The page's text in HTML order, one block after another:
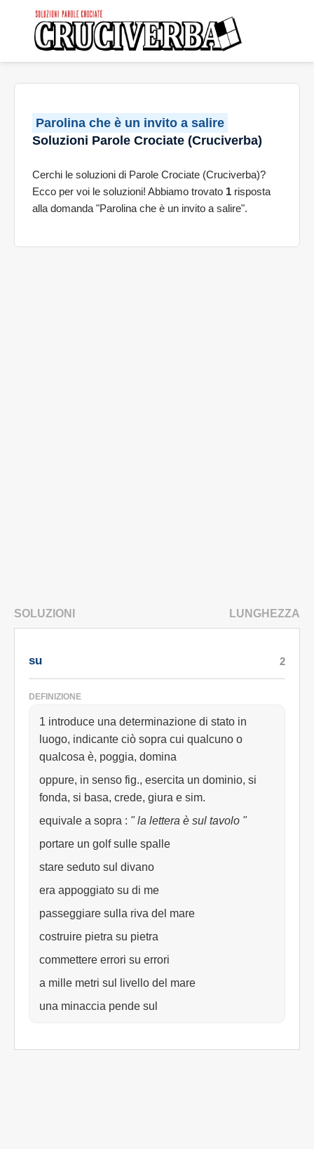
Parolina che è un invito a salire
Soluzioni Parole Crociate (Cruciverba)
Cerchi le soluzioni di Parole Crociate (Cruciverba)?
Ecco per voi le soluzioni! Abbiamo trovato 1 risposta
alla domanda "Parolina che è un invito a salire".
SOLUZIONI LUNGHEZZA
su
DEFINIZIONE
1 introduce una determinazione di stato in
luogo, indicante ciò sopra cui qualcuno o
qualcosa è, poggia, domina
oppure, in senso fig., esercita un dominio, si
fonda, si basa, crede, giura e sim.
equivale a sopra : " la lettera è sul tavolo "
portare un golf sulle spalle
stare seduto sul divano
era appoggiato su di me
passeggiare sulla riva del mare
costruire pietra su pietra
commettere errori su errori
a mille metri sul livello del mare
una minaccia pende sul
2